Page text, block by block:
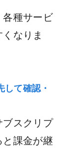
各種サービ
なりま
て確認・
ブスクリプ
課金が継